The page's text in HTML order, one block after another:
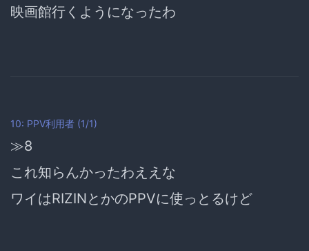
映画館行くようになったわ
10: PPV利用者 (1/1)
≫8
これ知らんかったわええな
ワイはRIZINとかのPPVに使っとるけど